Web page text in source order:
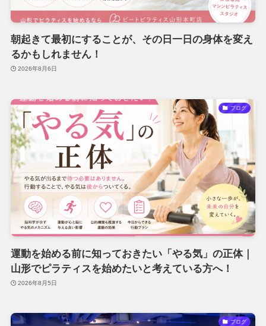
朝起きて最初にすることが、その日一日の身体を変え
るかもしれません！
2026年8月6日
ブログ
運動を始める前に知っておきたい「やる気」の正体｜
山形でピラティスを始めたいと考えている方へ！
2026年8月5日
ブログ